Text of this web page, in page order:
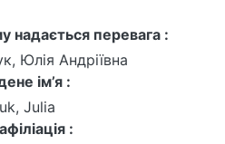
надається перевага :
Юлія Андріївна
ім’я :
Julia
: